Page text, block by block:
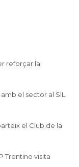
reforçar la
el sector al SIL
el Club de la
Trentino visita